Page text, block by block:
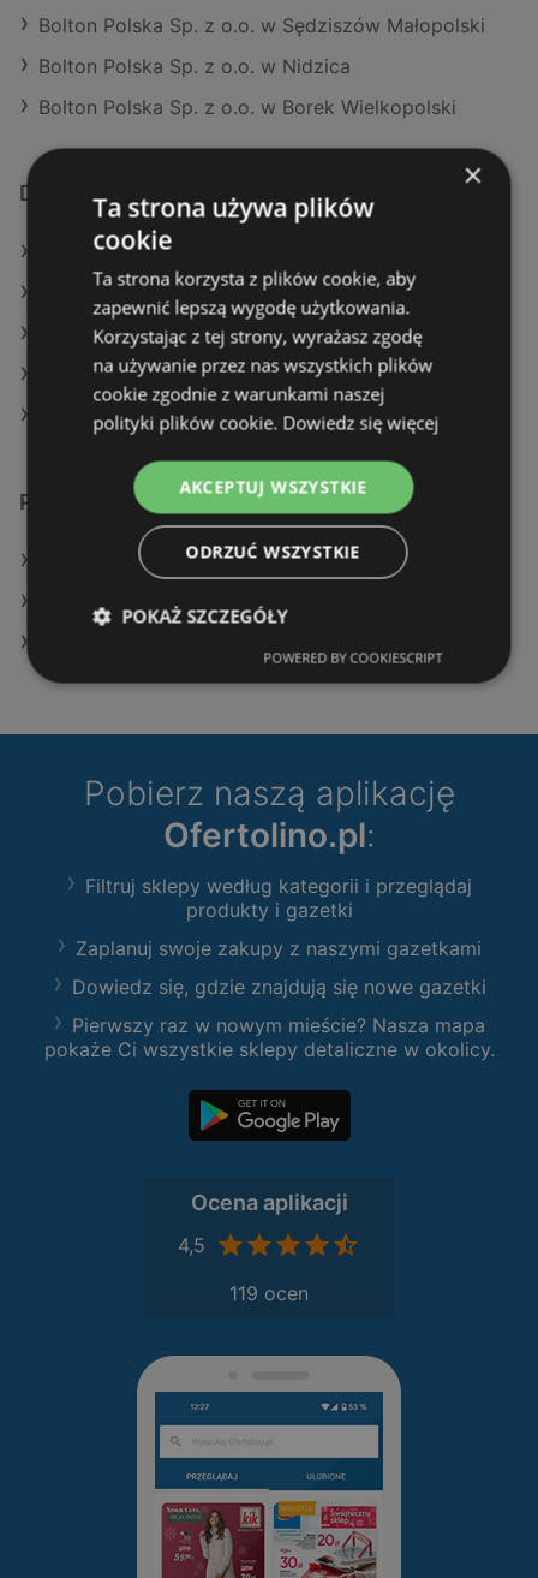
Bolton Polska Sp. z o.o. w Sędziszów Małopolski
Bolton Polska Sp. z o.o. w Nidzica
Bolton Polska Sp. z o.o. w Borek Wielkopolski
Dodatkowe łącza
Oferty Leroy Merlin
Oferty OBI
Aktualne gazetki OBI
Aktualne gazetki Leroy Merlin
Aktualne gazetki Castorama
Podobne sklepy detaliczne
Oferty Leroy Merlin
Oferty Castorama
Pobierz naszą aplikację
Ofertolino.pl:
Filtruj sklepy według kategorii i przeglądaj
produkty i gazetki
Zaplanuj swoje zakupy z naszymi gazetkami
Dowiedz się, gdzie znajdują się nowe gazetki
Pierwszy raz w nowym mieście? Nasza mapa
pokaże Ci wszystkie sklepy detaliczne w okolicy.
Ocena aplikacji
4,5
119 ocen
×
Ta strona używa plików
cookie
Ta strona korzysta z plików cookie, aby
zapewnić lepszą wygodę użytkowania.
Korzystając z tej strony, wyrażasz zgodę
na używanie przez nas wszystkich plików
cookie zgodnie z warunkami naszej
polityki plików cookie. Dowiedz się więcej
AKCEPTUJ WSZYSTKIE
ODRZUĆ WSZYSTKIE
POKAŻ SZCZEGÓŁY
POWERED BY COOKIESCRIPT